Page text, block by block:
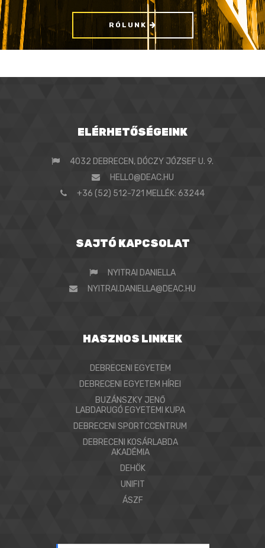
RÓLUNK
ELÉRHETŐSÉGEINK
4032 DEBRECEN, DÓCZY JÓZSEF U. 9.
HELLO@DEAC.HU
+36 (52) 512-721 MELLÉK: 63244
SAJTÓ KAPCSOLAT
NYITRAI DANIELLA
NYITRAI.DANIELLA@DEAC.HU
HASZNOS LINKEK
DEBRECENI EGYETEM
DEBRECENI EGYETEM HÍREI
BUZÁNSZKY JENŐ
LABDARUGÓ EGYETEMI KUPA
DEBRECENI SPORTCCENTRUM
DEBRECENI KOSÁRLABDA
AKADÉMIA
DEHÖK
UNIFIT
ÁSZF